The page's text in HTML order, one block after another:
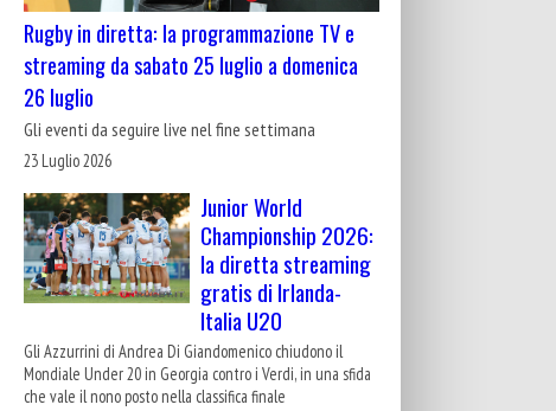
Rugby in diretta: la programmazione TV e
streaming da sabato 25 luglio a domenica
26 luglio
Gli eventi da seguire live nel fine settimana
23 Luglio 2026
Junior World
Championship 2026:
la diretta streaming
gratis di Irlanda-
Italia U20
Gli Azzurrini di Andrea Di Giandomenico chiudono il
Mondiale Under 20 in Georgia contro i Verdi, in una sfida
che vale il nono posto nella classifica finale